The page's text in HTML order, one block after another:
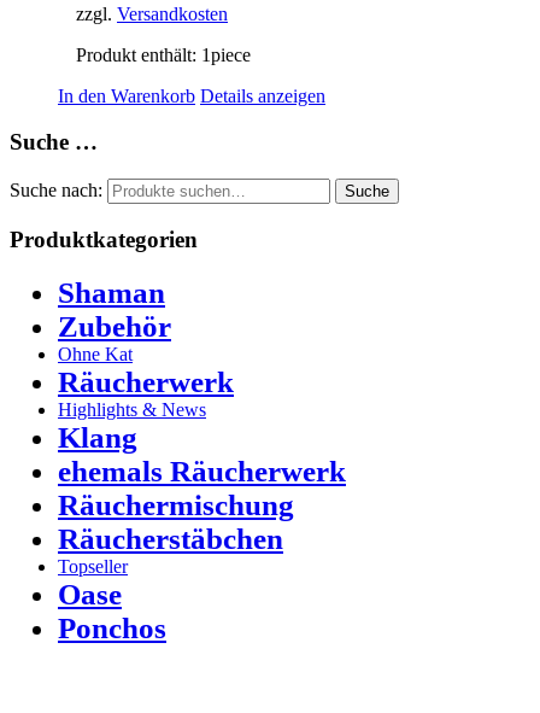
zzgl. Versandkosten
Produkt enthält: 1piece
In den Warenkorb Details anzeigen
Suche …
Suche nach: Suche
Produktkategorien
Shaman
Zubehör
Ohne Kat
Räucherwerk
Highlights & News
Klang
ehemals Räucherwerk
Räuchermischung
Räucherstäbchen
Topseller
Oase
Ponchos